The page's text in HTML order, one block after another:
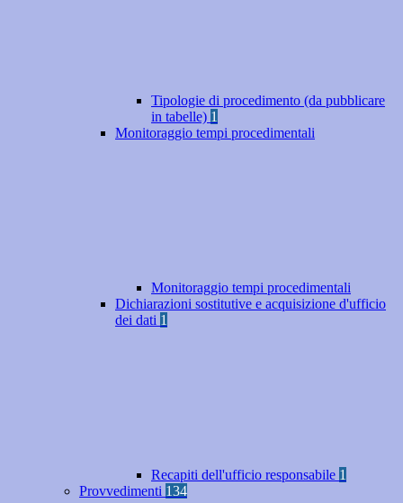
Tipologie di procedimento (da pubblicare
in tabelle) 1
Monitoraggio tempi procedimentali
Monitoraggio tempi procedimentali
Dichiarazioni sostitutive e acquisizione d'ufficio
dei dati 1
Recapiti dell'ufficio responsabile 1
Provvedimenti 134